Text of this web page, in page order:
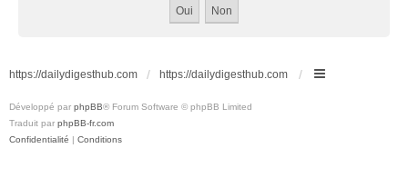
https://dailydigesthub.com https://dailydigesthub.com
Développé par phpBB® Forum Software © phpBB Limited
Traduit par phpBB-fr.com
Confidentialité | Conditions